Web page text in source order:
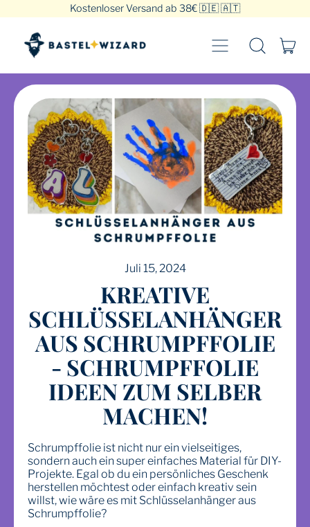
Kostenloser Versand ab 38€ 🇩🇪 🇦🇹
MENU
SEITE
Juli 15, 2024
KREATIVE
SCHLÜSSELANHÄNGER
AUS SCHRUMPFFOLIE
- SCHRUMPFFOLIE
IDEEN ZUM SELBER
MACHEN!
Schrumpffolie ist nicht nur ein vielseitiges,
sondern auch ein super einfaches Material für DIY-
Projekte. Egal ob du ein persönliches Geschenk
herstellen möchtest oder einfach kreativ sein
willst, wie wäre es mit Schlüsselanhänger aus
Schrumpffolie?